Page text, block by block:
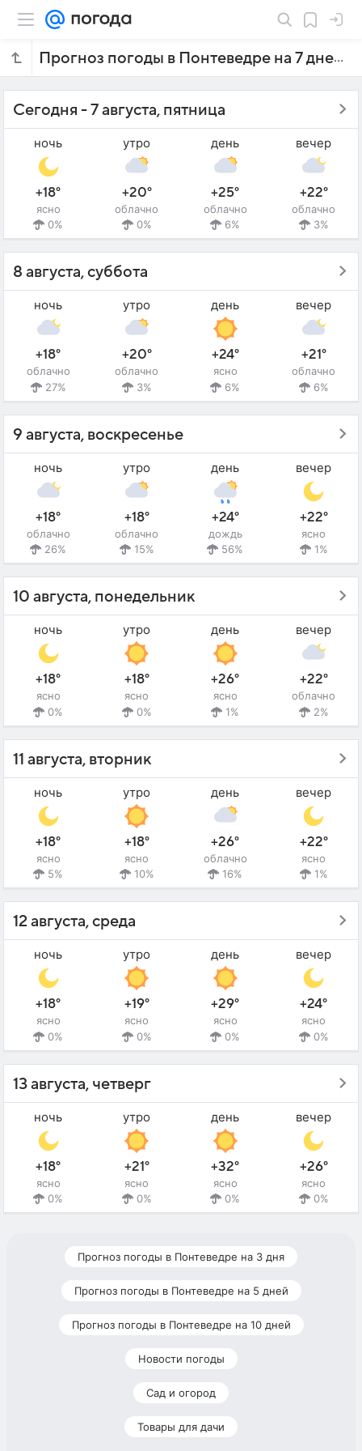
Прогноз погоды в Понтеведре на 7 дней
Сегодня - 7 августа, пятница
ночь
+18°
ясно
0%
утро
+20°
облачно
0%
день
+25°
облачно
6%
вечер
+22°
облачно
3%
8 августа, суббота
ночь
+18°
облачно
27%
утро
+20°
облачно
3%
день
+24°
ясно
6%
вечер
+21°
облачно
6%
9 августа, воскресенье
ночь
+18°
облачно
26%
утро
+18°
облачно
15%
день
+24°
дождь
56%
вечер
+22°
ясно
1%
10 августа, понедельник
ночь
+18°
ясно
0%
утро
+18°
ясно
0%
день
+26°
ясно
1%
вечер
+22°
облачно
2%
11 августа, вторник
ночь
+18°
ясно
5%
утро
+18°
ясно
10%
день
+26°
облачно
16%
вечер
+22°
ясно
1%
12 августа, среда
ночь
+18°
ясно
0%
утро
+19°
ясно
0%
день
+29°
ясно
0%
вечер
+24°
ясно
0%
13 августа, четверг
ночь
+18°
ясно
0%
утро
+21°
ясно
0%
день
+32°
ясно
0%
вечер
+26°
ясно
0%
Прогноз погоды в Понтеведре на 3 дня
Прогноз погоды в Понтеведре на 5 дней
Прогноз погоды в Понтеведре на 10 дней
Новости погоды
Сад и огород
Товары для дачи